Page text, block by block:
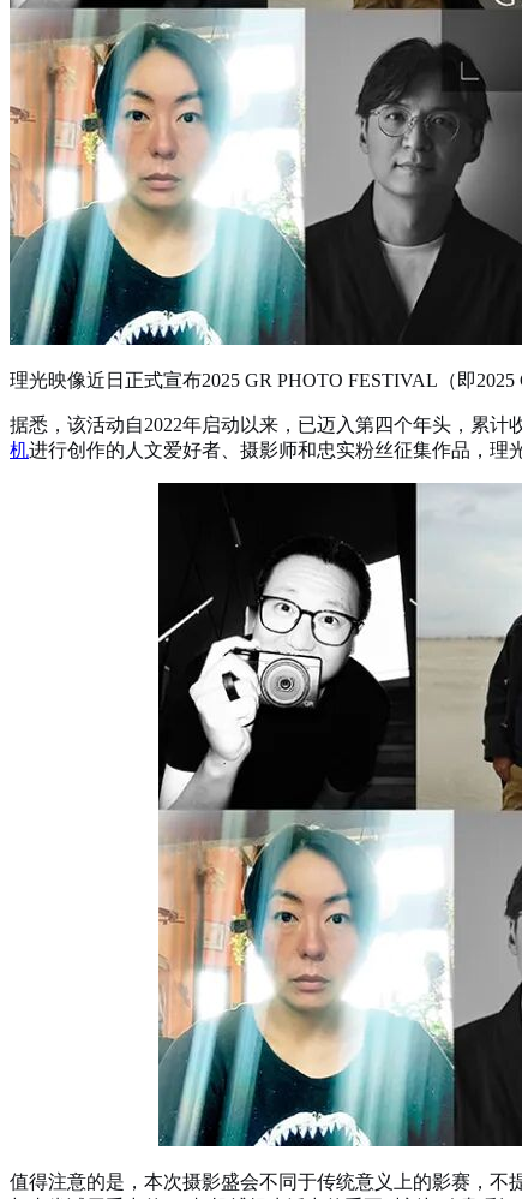
理光映像近日正式宣布2025 GR PHOTO FESTIVAL（即2025
据悉，该活动自2022年启动以来，已迈入第四个年头，累
机进行创作的人文爱好者、摄影师和忠实粉丝征集作品，理
值得注意的是，本次摄影盛会不同于传统意义上的影赛，